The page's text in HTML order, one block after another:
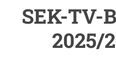
SEK-TV-
2025/